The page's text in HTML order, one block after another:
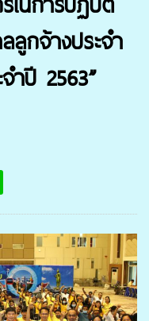
ลูกจ้างประจำ
ำปี 2563”